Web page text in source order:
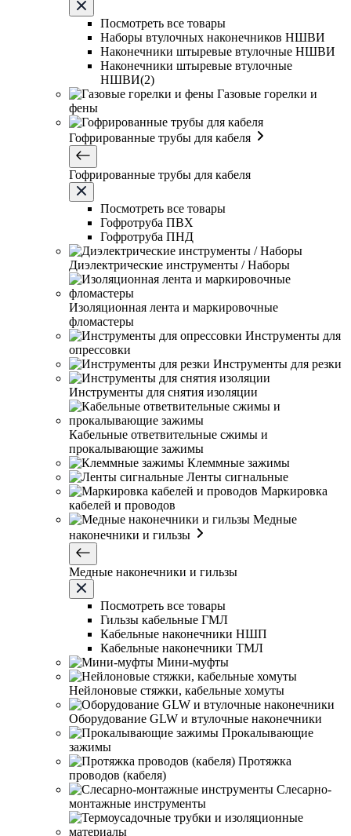
Посмотреть все товары
Наборы втулочных наконечников НШВИ
Наконечники штыревые втулочные НШВИ
Наконечники штыревые втулочные
НШВИ(2)
Газовые горелки и
фены
Гофрированные трубы для кабеля
Гофрированные трубы для кабеля
Посмотреть все товары
Гофротруба ПВХ
Гофротруба ПНД
Диэлектрические инструменты / Наборы
Изоляционная лента и маркировочные
фломастеры
Инструменты для
опрессовки
Инструменты для резки
Инструменты для снятия изоляции
Кабельные ответвительные сжимы и
прокалывающие зажимы
Клеммные зажимы
Ленты сигнальные
Маркировка
кабелей и проводов
Медные
наконечники и гильзы
Медные наконечники и гильзы
Посмотреть все товары
Гильзы кабельные ГМЛ
Кабельные наконечники НШП
Кабельные наконечники ТМЛ
Мини-муфты
Нейлоновые стяжки, кабельные хомуты
Оборудование GLW и втулочные наконечники
Прокалывающие
зажимы
Протяжка
проводов (кабеля)
Слесарно-
монтажные инструменты